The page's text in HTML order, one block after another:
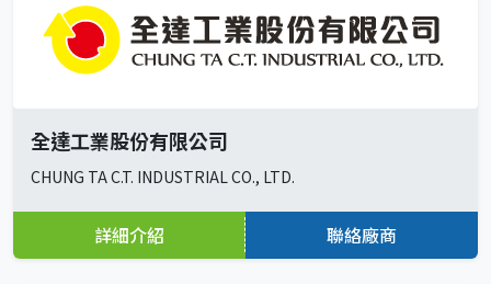
全達工業股份有限公司
CHUNG TA C.T. INDUSTRIAL CO., LTD.
詳細介紹 聯絡廠商